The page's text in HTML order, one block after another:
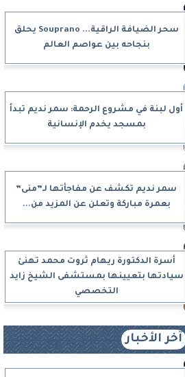
سحر الضيافة الراقية... Souprano يحلق
بنجاحه بين عواصم العالم
أول لبنة في مشروع الرحمة: سمر نديم تبدأ
بمسجد يخدم الإنسانية
سمر نديم تكشف عن مفاجأتها لـ”منى”
بعمرة مباركة وتعلن عن المزيد من...
أسرة الدكتورة ريهام ثروت محمد تهنئ
سيادتها بتعيينها بمستشفى الشيخ زايد
التخصصي
آخر الأخبار